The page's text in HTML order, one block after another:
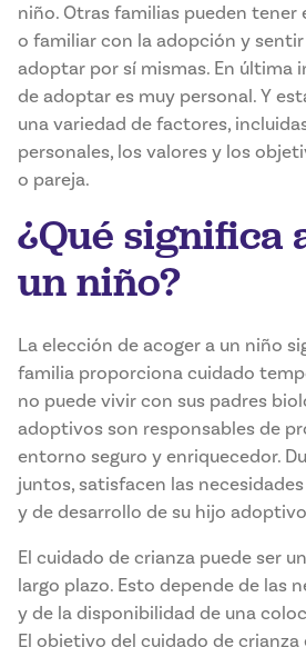
niño. Otras familias pueden tener
o familiar con la adopción y
adoptar por sí mismas. En última
de adoptar es muy personal. Y
una variedad de factores,
personales, los valores y los
o pareja.
¿Qué significa
un niño?
La elección de acoger a un niño
familia proporciona cuidado
no puede vivir con sus padres
adoptivos son responsables de
entorno seguro y enriquecedor.
juntos, satisfacen las
y de desarrollo de su hijo
El cuidado de crianza puede ser
largo plazo. Esto depende de las
y de la disponibilidad de una
El objetivo del cuidado de